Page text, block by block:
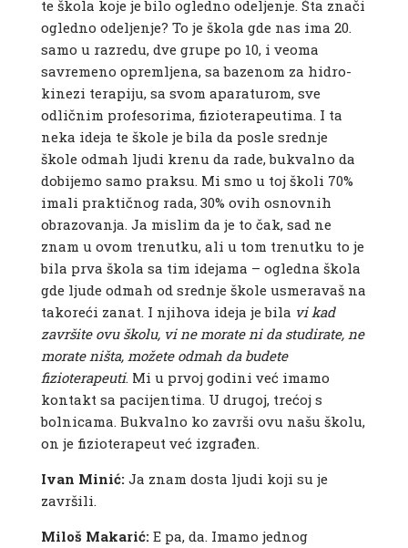
te škola koje je bilo ogledno odeljenje. Šta znači
ogledno odeljenje? To je škola gde nas ima 20.
samo u razredu, dve grupe po 10, i veoma
savremeno opremljena, sa bazenom za hidro-
kinezi terapiju, sa svom aparaturom, sve
odličnim profesorima, fizioterapeutima. I ta
neka ideja te škole je bila da posle srednje
škole odmah ljudi krenu da rade, bukvalno da
dobijemo samo praksu. Mi smo u toj školi 70%
imali praktičnog rada, 30% ovih osnovnih
obrazovanja. Ja mislim da je to čak, sad ne
znam u ovom trenutku, ali u tom trenutku to je
bila prva škola sa tim idejama – ogledna škola
gde ljude odmah od srednje škole usmeravaš na
takoreći zanat. I njihova ideja je bila vi kad
završite ovu školu, vi ne morate ni da studirate, ne
morate ništa, možete odmah da budete
fizioterapeuti. Mi u prvoj godini već imamo
kontakt sa pacijentima. U drugoj, trećoj s
bolnicama. Bukvalno ko završi ovu našu školu,
on je fizioterapeut već izgrađen.
Ivan Minić:Ja znam dosta ljudi koji su je
završili.
Miloš Makarić:E pa, da. Imamo jednog